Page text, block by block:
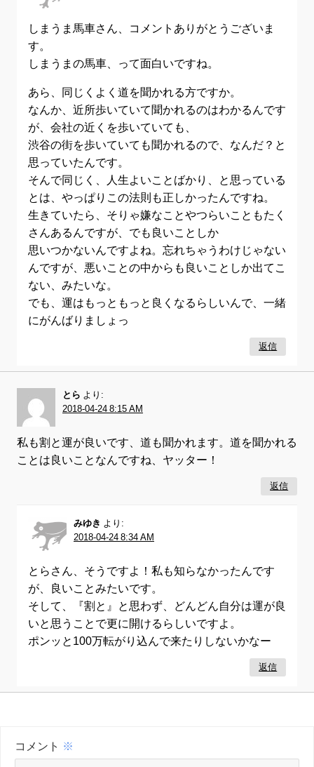
しまうま馬車さん、コメントありがとうございま
す。
しまうまの馬車、って面白いですね。
あら、同じくよく道を聞かれる方ですか。
なんか、近所歩いていて聞かれるのはわかるんです
が、会社の近くを歩いていても、
渋谷の街を歩いていても聞かれるので、なんだ？と
思っていたんです。
そんで同じく、人生よいことばかり、と思っている
とは、やっぱりこの法則も正しかったんですね。
生きていたら、そりゃ嫌なことやつらいこともたく
さんあるんですが、でも良いことしか
思いつかないんですよね。忘れちゃうわけじゃない
んですが、悪いことの中からも良いことしか出てこ
ない、みたいな。
でも、運はもっともっと良くなるらしいんで、一緒
にがんばりましょっ
返信
とら
より:
2018-04-24 8:15 AM
私も割と運が良いです、道も聞かれます。道を聞かれる
ことは良いことなんですね、ヤッター！
返信
みゆき
より:
2018-04-24 8:34 AM
とらさん、そうですよ！私も知らなかったんです
が、良いことみたいです。
そして、『割と』と思わず、どんどん自分は運が良
いと思うことで更に開けるらしいですよ。
ポンッと100万転がり込んで来たりしないかなー
返信
コメント ※